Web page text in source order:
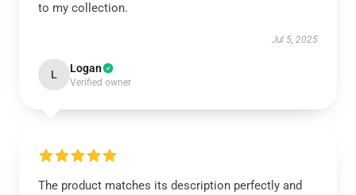
to my collection.
Jul 5, 2025
L Logan
Verified owner
The product matches its description perfectly and